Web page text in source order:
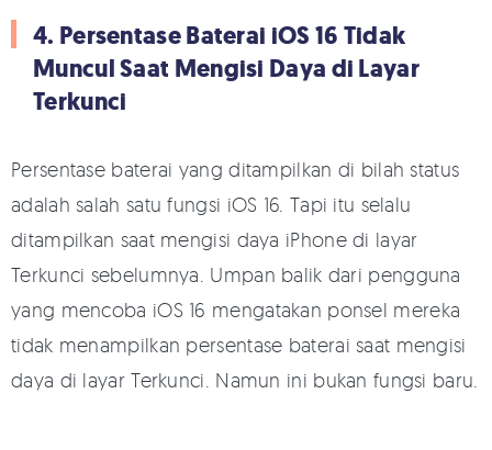
4. Persentase Baterai iOS 16 Tidak
Muncul Saat Mengisi Daya di Layar
Terkunci
Persentase baterai yang ditampilkan di bilah status
adalah salah satu fungsi iOS 16. Tapi itu selalu
ditampilkan saat mengisi daya iPhone di layar
Terkunci sebelumnya. Umpan balik dari pengguna
yang mencoba iOS 16 mengatakan ponsel mereka
tidak menampilkan persentase baterai saat mengisi
daya di layar Terkunci. Namun ini bukan fungsi baru.